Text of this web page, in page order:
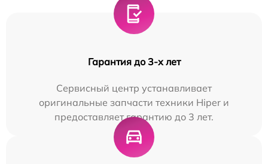
Гарантия до 3-х лет
Сервисный центр устанавливает
оригинальные запчасти техники Hiper и
предоставляет гарантию до 3 лет.